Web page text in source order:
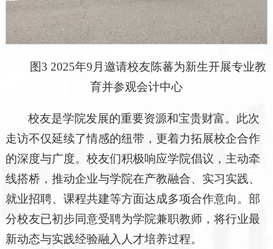
图3 2025年9月邀请校友陈蕃为新生开展专业教
育并参观会计中心
校友是学院发展的重要资源和宝贵财富。此次
走访不仅延续了情感的纽带，更着力拓展校企合作
的深度与广度。校友们积极响应学院倡议，主动牵
线搭桥，推动企业与学院在产教融合、实习实践、
就业招聘、课程共建等方面达成多项合作意向。部
分校友已初步同意受聘为学院兼职教师，将行业最
新动态与实践经验融入人才培养过程。